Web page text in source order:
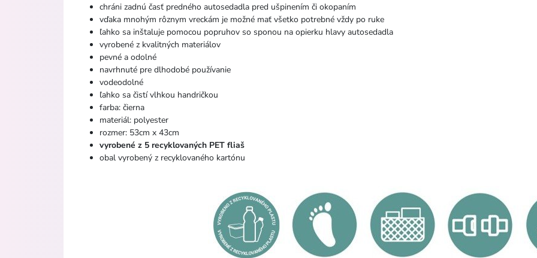
chráni zadnú časť predného autosedadla pred ušpinením či okopaním
vďaka mnohým rôznym vreckám je možné mať všetko potrebné vždy po ruke
ľahko sa inštaluje pomocou popruhov so sponou na opierku hlavy autosedadla
vyrobené z kvalitných materiálov
pevné a odolné
navrhnuté pre dlhodobé používanie
vodeodolné
ľahko sa čistí vlhkou handričkou
farba: čierna
materiál: polyester
rozmer: 53cm x 43cm
vyrobené z 5 recyklovaných PET fliaš
obal vyrobený z recyklovaného kartónu